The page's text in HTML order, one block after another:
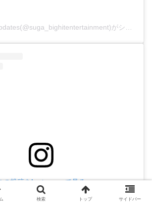
の投稿をInstagramで見る
検索 トップ サイドバー